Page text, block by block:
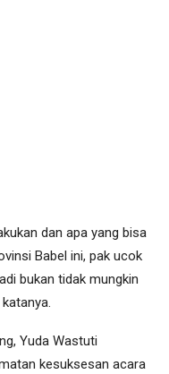
dan apa yang bisa
Babel ini, pak ucok
bukan tidak mungkin
Yuda Wastuti
kesuksesan acara